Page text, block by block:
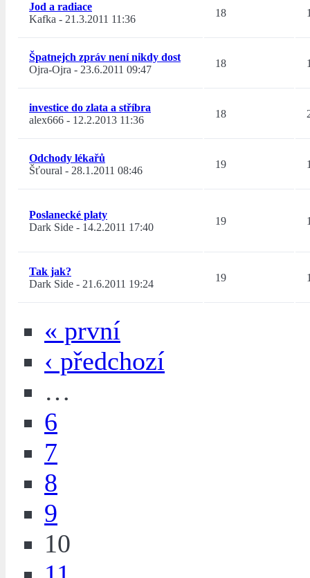
Jod a radiace
Kafka - 21.3.2011 11:36
18
Špatnejch zpráv není nikdy dost
Ojra-Ojra - 23.6.2011 09:47
18
investice do zlata a stříbra
alex666 - 12.2.2013 11:36
18
Odchody lékařů
Šťoural - 28.1.2011 08:46
19
Poslanecké platy
Dark Side - 14.2.2011 17:40
19
Tak jak?
Dark Side - 21.6.2011 19:24
19
« první
‹ předchozí
…
6
7
8
9
10